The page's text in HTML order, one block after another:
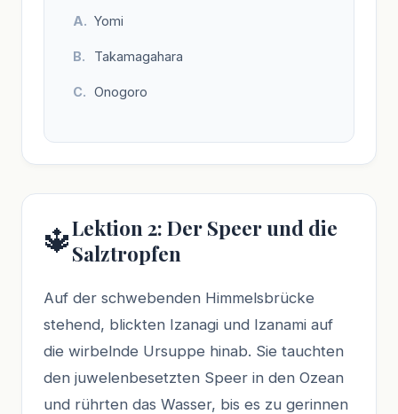
Yomi
Takamagahara
Onogoro
🔱Lektion 2: Der Speer und die
Salztropfen
Auf der schwebenden Himmelsbrücke
stehend, blickten Izanagi und Izanami auf
die wirbelnde Ursuppe hinab. Sie tauchten
den juwelenbesetzten Speer in den Ozean
und rührten das Wasser, bis es zu gerinnen